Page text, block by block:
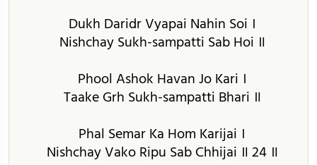
Dukh Daridr Vyapai Nahin Soi ।
Nishchay Sukh-sampatti Sab Hoi ॥
Phool Ashok Havan Jo Kari ।
Taake Grh Sukh-sampatti Bhari ॥
Phal Semar Ka Hom Karijai ।
Nishchay Vako Ripu Sab Chhijai ॥ 24 ॥